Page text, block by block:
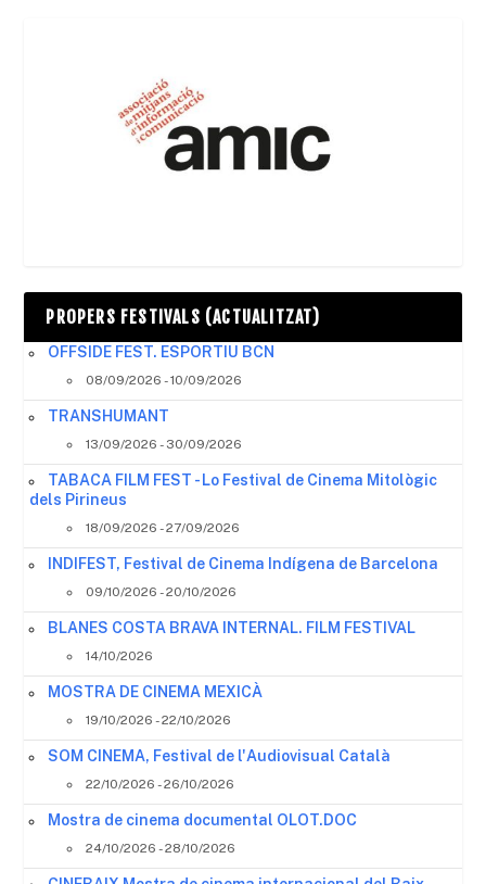
PROPERS FESTIVALS (ACTUALITZAT)
OFFSIDE FEST. ESPORTIU BCN
08/09/2026 - 10/09/2026
TRANSHUMANT
13/09/2026 - 30/09/2026
TABACA FILM FEST - Lo Festival de Cinema Mitològic
dels Pirineus
18/09/2026 - 27/09/2026
INDIFEST, Festival de Cinema Indígena de Barcelona
09/10/2026 - 20/10/2026
BLANES COSTA BRAVA INTERNAL. FILM FESTIVAL
14/10/2026
MOSTRA DE CINEMA MEXICÀ
19/10/2026 - 22/10/2026
SOM CINEMA, Festival de l'Audiovisual Català
22/10/2026 - 26/10/2026
Mostra de cinema documental OLOT.DOC
24/10/2026 - 28/10/2026